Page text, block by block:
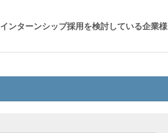
インターンシップ採用を検討している企業